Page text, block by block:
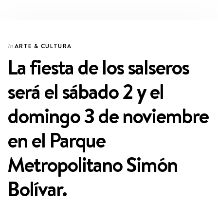
In ARTE & CULTURA
La fiesta de los salseros
será el sábado 2 y el
domingo 3 de noviembre
en el Parque
Metropolitano Simón
Bolívar.